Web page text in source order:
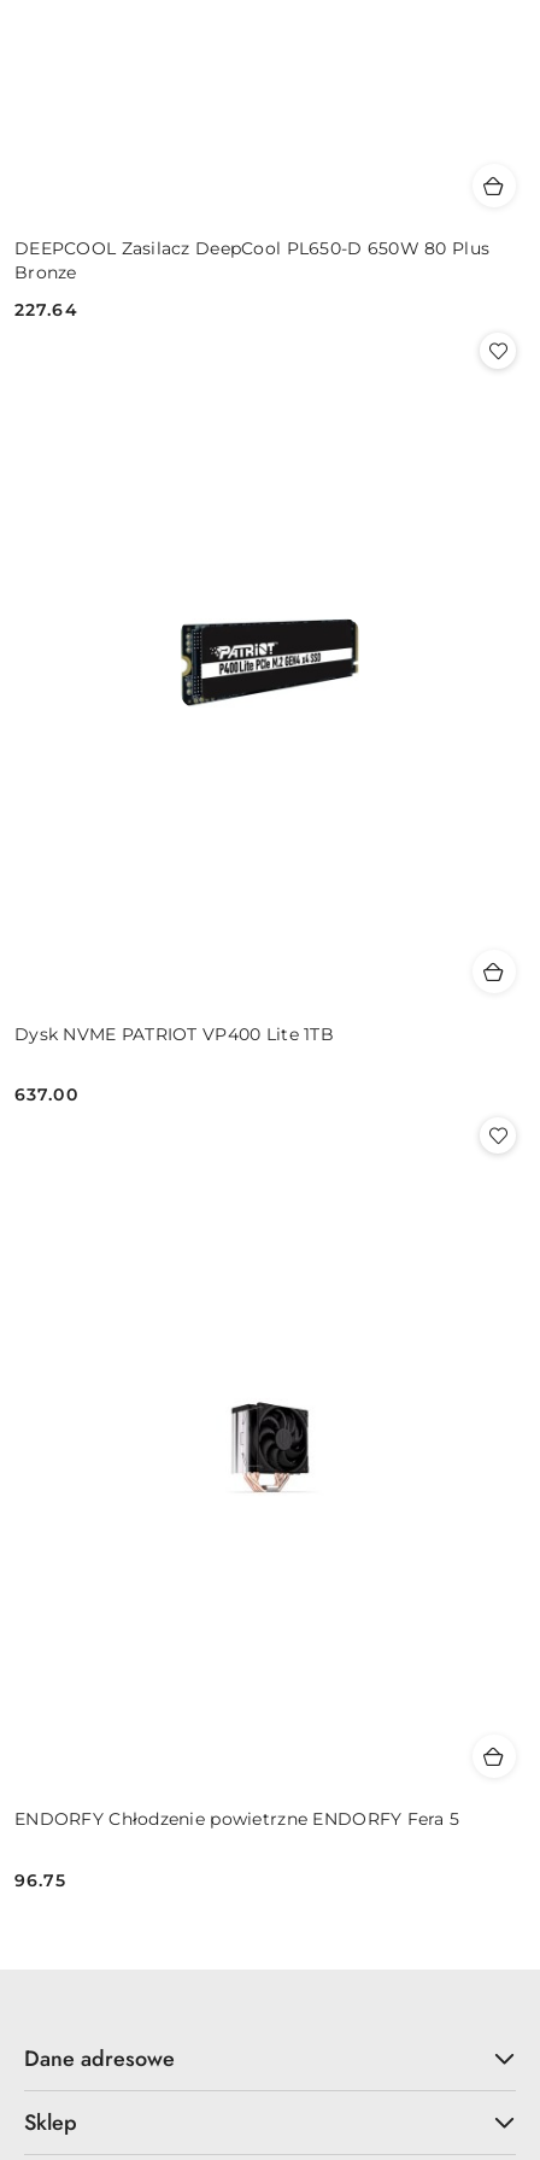
DEEPCOOL Zasilacz DeepCool PL650-D 650W 80 Plus
Bronze
Cena:
227.64
Dysk NVME PATRIOT VP400 Lite 1TB
Cena:
637.00
ENDORFY Chłodzenie powietrzne ENDORFY Fera 5
Cena:
96.75
Dane adresowe
Sklep